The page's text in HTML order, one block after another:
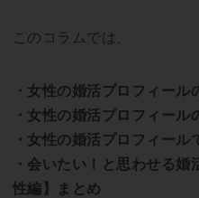
このコラムでは、
・女性の婚活プロフィール
・女性の婚活プロフィール
・女性の婚活プロフィール
・会いたい！と思わせる
性編】まとめ